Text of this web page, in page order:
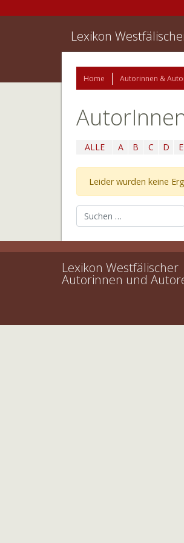
Lexikon
Home Autorinnen &
ALLE A B C D E
Leider wurden keine
Lexikon Westfälischer
Autorinnen und